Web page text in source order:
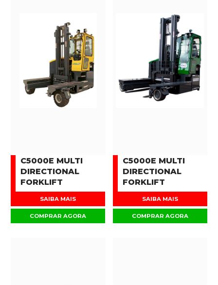
C5000E MULTI
DIRECTIONAL
FORKLIFT
SAIBA MAIS
COMPRAR AGORA
C5000E MULTI
DIRECTIONAL
FORKLIFT
SAIBA MAIS
COMPRAR AGORA